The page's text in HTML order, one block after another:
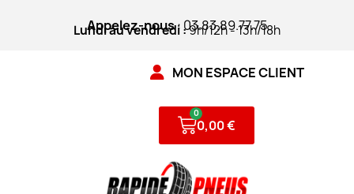
Appelez-nous: 03.83.89.77.75
Lundi au vendredi :9h/12h - 13h/18h
MON ESPACE CLIENT
0,00 €